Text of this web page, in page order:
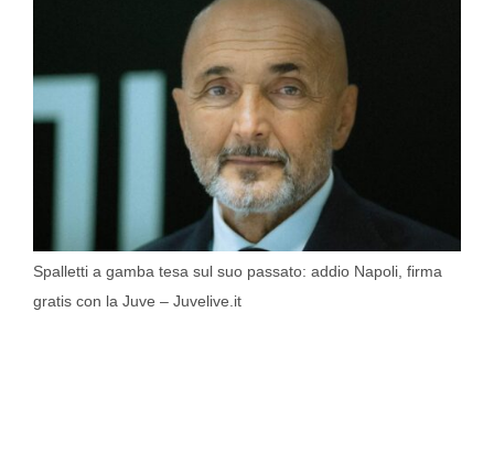
Spalletti a gamba tesa sul suo passato: addio Napoli, firma
gratis con la Juve – Juvelive.it